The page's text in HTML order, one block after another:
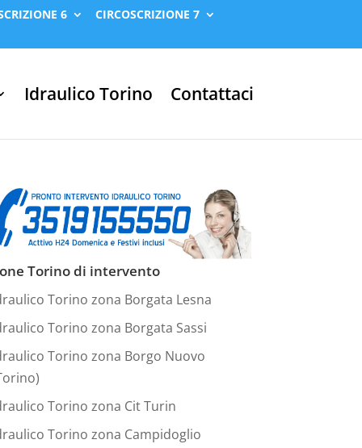
6
CIRCOSCRIZIONE 7
Idraulico Torino Contattaci
Torino di intervento
Torino zona Borgata Lesna
Torino zona Borgata Sassi
Torino zona Borgo Nuovo
Torino zona Cit Turin
Torino zona Campidoglio